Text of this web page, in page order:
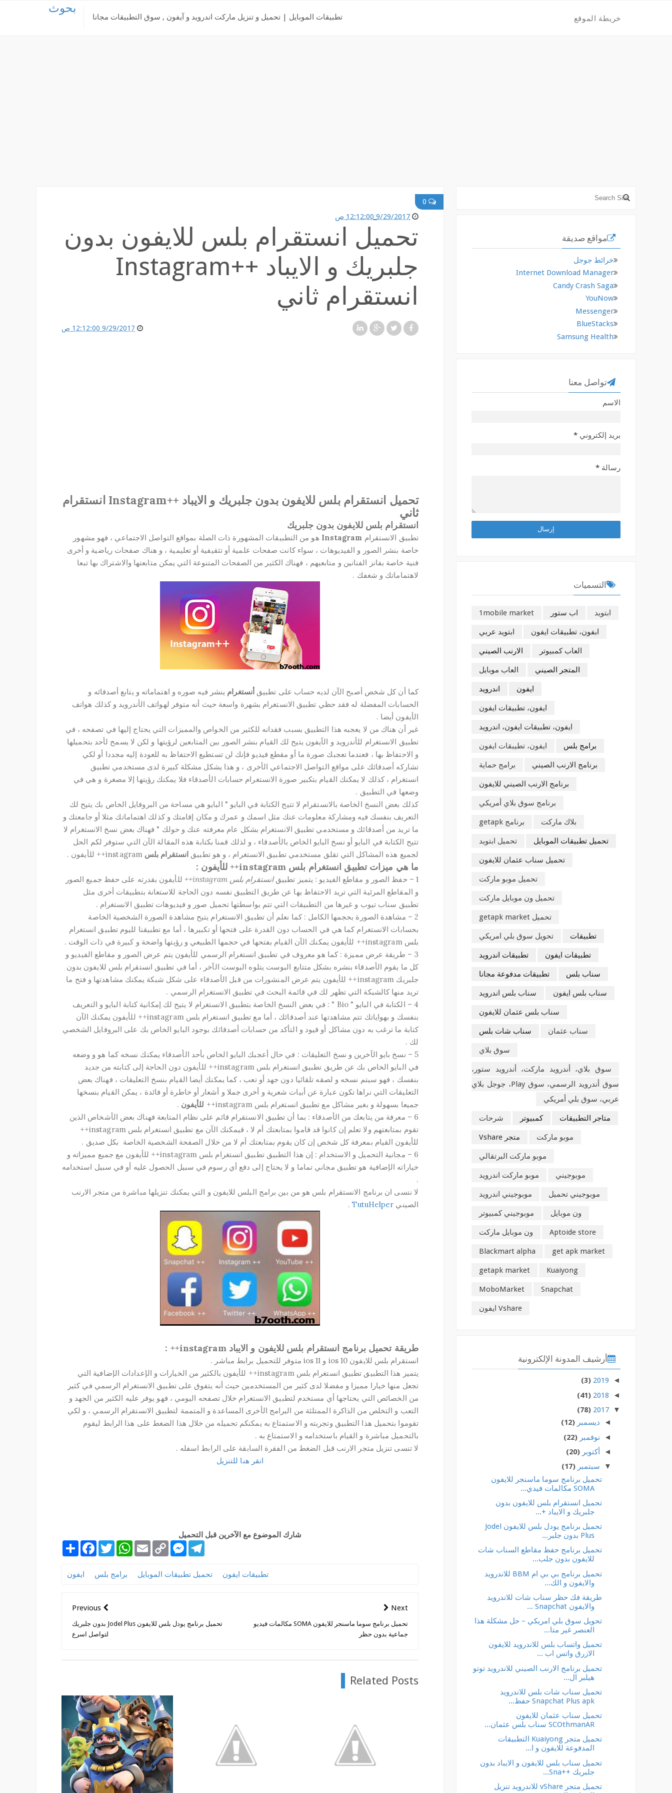
بحوث
تطبيقات الموبايل | تحميل و تنزيل ماركت اندرويد و آيفون , سوق التطبيقات مجانا خريطة الموقع
9/29/2017 12:12:00 ص
تحميل انستقرام بلس للايفون بدون
جلبريك و الايباد ++Instagram
انستقرام ثاني
9/29/2017 12:12:00 ص
0
تحميل انستقرام بلس للايفون بدون جلبريك و الايباد ++Instagram انستقرام
ثاني
انستقرام بلس للايفون بدون جلبريك
تطبيق الانستقرام Instagram هو من التطبيقات المشهورة ذات الصلة بمواقع التواصل الاجتماعي ، فهو مشهور
خاصة بنشر الصور و الفيديوهات ، سواء كانت صفحات علمية أو تثقيفية أو تعليمية ، و هناك صفحات رياضية و أخرى
فنية خاصة بفانز الفنانين و متابعيهم ، فهناك الكثير من الصفحات المتنوعة التي يمكن متابعتها والاشتراك بها تبعا
لاهتماماتك و شغفك .
كما أن كل شخص أصبح الآن لديه حساب على تطبيق أنستغرام ينشر فيه صوره و اهتماماته و يتابع أصدقائه و
الحسابات المفضلة له فقد حظي تطبيق الانستغرام بشهرة واسعة حيث أنه متوفر لهواتف الأندرويد و كذلك هواتف
الأيفون أيضا .
غير أن هناك من لا يعجبه هذا التطبيق بسبب فقدانه للكثير من الخواص والمميزات التي يحتاج إليها في تصفحه ، في
تطبيق الانستغرام للأندرويد و الآيفون يتيح لك القيام بنشر الصور بين المتابعين لرؤيتها و لكن لا يسمح لأحد بتحميلها
و الاحتفاظ بها ، فعندما تعجبك صورة ما أو مقطع فيديو فإنك لن تستطيع الاحتفاظ به للعودة إليه مجددا أو لكي
تشاركه أصدقائك على مواقع التواصل الاجتماعي الأخرى ، و هذا يشكل مشكلة كبيرة لدى مستخدمي تطبيق
انستغرام ، كذلك لا يمكنك القيام بتكبير صورة الانستغرام حسابات الأصدقاء فلا يمكنك رؤيتها إلا مصغرة و هي في
وضعها في التطبيق .
كذلك بعض النسخ الخاصة بالانستقرام لا تتيح الكتابة في البايو " البايو هي مساحة من البروفايل الخاص بك يتيح لك
التعريف بنفسك فيه ومشاركة معلومات عنك مثل اسمك و عمرك و مكان إقامتك و كذلك اهتماماتك مثلا أو جامعتك و
ما تريد من أصدقائك و مستخدمي تطبيق الانستغرام بشكل عام معرفته عنك و حولك " فهناك بعض نسخ الانستغرام لا
تتيح الكتابة في البايو أو نسخ البايو الخاص بالأصدقاء ، و لذلك قمنا بكتابة هذه المقالة الآن التي ستوفر لكم الحل
لجميع هذه المشاكل التي تقلق مستخدمي تطبيق الانستغرام ، و هو تطبيق انستقرام بلس instagram++ للأيفون .
ما هي ميزات تطبيق انستغرام بلس instagram++ للأيفون :
1 – حفظ الصور و مقاطع الفيديو : يتميز تطبيق انستقرام بلس instagram++
للأيفون بقدرته على حفظ جميع الصور
و المقاطع المرئية التي تريد الاحتفاظ بها عن طريق التطبيق نفسه دون الحاجة للاستعانة بتطبيقات أخرى مثل
تطبيق سناب تيوب و غيرها من التطبيقات التي تتم بواسطتها تحميل صور و فيديوهات تطبيق الانستغرام .
2 – مشاهدة الصورة بحجمها الكامل : كما نعلم أن تطبيق الانستغرام يتيح مشاهدة الصورة الشخصية الخاصة
بحسابات الانستغرام كما هي في الحساب دون القدرة على فتحها أو تكبيرها ، أما مع تطبيقنا لليوم تطبيق انستغرام
بلس instagram++ للأيفون يمكنك الآن القيام بفتحها في حجمها الطبيعي و رؤيتها واضحة و كبيرة في ذات الوقت .
3 – طريقة عرض مميزة : كما هو معروف في تطبيق انستغرام الرسمي للأيفون يتم عرض الصور و مقاطع الفيديو و
كل ما يقوم الأصدقاء بنشره بشكل متتابع البوست يتلوه البوست الآخر ، أما في تطبيق انستقرام بلس للايفون بدون
جلبريك instagram++ للأيفون يتم عرض المنشورات من قبل الأصدقاء على شكل شبكة يمكنك مشاهدتها و فتح ما
تريد منها كالشبكة التي تظهر لك في قائمة البحث في تطبيق الانستغرام الرسمي .
4 – الكتابة في البايو " Bio " : في بعض النسخ الخاصة بتطبيق الانستغرام لا يتيح لك إمكانية كتابة البايو و التعريف
بنفسك و بهواياتك تتم مشاهدتها عند أصدقائك ، أما مع تطبيق انستغرام بلس instagram++ للأيفون يمكنك الآن
كتابة ما ترغب به دون مشاكل أو قيود و التأكد من حسابات أصدقائك بوجود البايو الخاص بك على البروفايل الشخصي
لك .
5 – نسخ بايو الآخرين و نسخ التعليقات : في حال أعجبك البايو الخاص بأحد الأصدقاء يمكنك نسخه كما هو و وضعه
في البايو الخاص بك عن طريق تطبيق انستغرام بلس instagram++ للأيفون دون الحاجة إلى كتابته من جديد
بنفسك ، فهو سيتم نسخه و لصقه تلقائيا دون جهد أو تعب ، كما يمكنك أيضا القيام بنسخ التعليقات ، فهناك بعض
التعليقات التي نراها تكون عبارة عن أبيات شعرية و أخرى جملا و أشعار أو خاطرة أو فائدة ، يمكن القيام بنسخها
جميعا بسهولة و بغير مشاكل مع تطبيق انستغرام بلس instagram++
للأيفون .
6 – معرفة من يتابعك من الأصدقاء : بما أن تطبيق الانستقرام قائم على نظام المتابعة فهناك بعض الأشخاص الذين
تقوم بمتابعتهم ولا تعلم إن كانوا قد قاموا بمتابعتك أم لا ، قيمكنك الآن مع تطبيق انستغرام بلس instagram++
للأيفون القيام بمعرفة كل شخص إن كان يقوم بمتابعتك أم لا من خلال الصفحة الشخصية الخاصة بكل صديق .
6 – مجانية التحميل و الاستخدام : إن هذا التطبيق تطبيق انستغرام بلس instagram++ للأيفون مع جميع مميزاته و
خياراته الإضافية هو تطبيق مجاني تماما و لا يحتاج إلى دفع أي رسوم في سبيل الحصول عليه أو في سبيل استخدامه
.
لا ننسى ان برنامج الانستقرام بلس هو من بين برامج البلس للايفون و التي يمكنك تنزيلها مباشرة من متجر الارنب
الصيني TutuHelper
.
طريقة تحميل برنامج انستقرام بلس للايفون و الايباد instagram++ :
انستقرام بلس للايفون ios 10 و ios 11 متوفر للتحميل برابط مباشر .
يتميز هذا التطبيق تطبيق انستغرام بلس instagram++ للأيفون بالكثير من الخيارات و الإعدادات الإضافية التي
تجعل منها خيارا مميزا و مفضلا لدى كثير من المستخدمين حيث أنه يتفوق على تطبيق الانستغرام الرسمي في كثير
من الخصائص التي يحتاجها أي مستخدم لتطبيق الانستغرام خلال تصفحه اليومي ، فهو يوفر عليه الكثير من الجهد و
التعب و التخلص من الذاكرة الممتلئة من البرامج الأخرى المساعدة و المتممة لتطبيق الانستقرام الرسمي ، و لكي
تقوموا بتحميل هذا التطبيق وتجربته و الاستمتاع به يمكنكم تحميله من خلال هذا الضغط على هذا الرابط ليقوم
بالتحميل مباشرة و القيام باستخدامه و الاستمتاع به .
لا تنسى تنزيل متجر الارنب قبل الضغط من الفقرة السابقة على الرابط اسفله .
انقر هنا للتنزيل
شارك الموضوع مع الآخرين قبل التحميل
S
h
e
F
a
b
T
w
t
W
h
E
m
l
C
L
M
e
e
T
e
g
ايفون برامج بلس تحميل تطبيقات الموبايل تطبيقات ايفون
Next
تحميل برنامج سوما ماسنجر للايفون SOMA مكالمات فيديو
جماعية بدون حظر
تحميل برنامج يودل بلس للايفون Jodel Plus بدون جلبريك
لتواصل اسرع
Related Posts
مواقع صديقة
خرائط جوجل
Internet Download Manager
Candy Crash Saga
YouNow
Messenger
BlueStacks
Samsung Health
تواصل معنا
الاسم
بريد إلكتروني *
رسالة *
التسميات
1mobile market اب ستور ابتويد
ابتويد عربي ابفون، تطبيقات ايفون
الارنب الصيني العاب كمبيوتر
العاب موبايل المتجر الصيني
اندرويد ايفون
ايفون، تطبيقات ايفون
ايفون، تطبيقات ايفون، اندرويد
ايفون، تطيبقات ايفون برامج بلس
برامج حماية برنامج الارنب الصيني
برنامج الارنب الصيني للايفون
برنامج سوق بلاي أمريكي
برنامج getapk بلاك ماركت
تحميل ابتويد تحميل تطبيقات الموبايل
تحميل سناب عثمان للايفون
تحميل موبو ماركت
تحميل ون موبايل ماركت
تحميل getapk market
تحويل سوق بلي امريكي تطبيقات
تطبيقات اندرويد تطبيقات ايفون
تطبيقات مدفوعة مجانا سناب بلس
سناب بلس اندرويد سناب بلس ايفون
سناب بلس عثمان للايفون
سناب شات بلس سناب عثمان
سوق بلاي
سوق بلاي، أندرويد ماركت، أندرويد ستور،
سوق أندرويد الرسمي، سوق Play، جوجل بلاي
عربي، سوق بلي أمريكي
شرحات كمبيوتر متاجر التطبيقات
متجر Vshare موبو ماركت
موبو ماركت البرتقالي
موبو ماركت اندرويد موبوجيني
موبوجيني اندرويد موبوجيني تحميل
موبوجيني كمبيوتر ون موبايل
ون موبايل ماركت Aptoide store
Blackmart alpha get apk market
getapk market Kuaiyong
MoboMarket Snapchat
Vshare ايفون
أرشيف المدونة الإلكترونية
◄
2019
(3)
◄
2018
(41)
▼
2017
(78)
◄ ديسمبر (12)
◄ نوفمبر (22)
◄ أكتوبر (20)
▼ سبتمبر (17)
تحميل برنامج سوما ماسنجر للايفون
SOMA مكالمات فيدي...
تحميل انستقرام بلس للايفون بدون
جلبريك و الايباد +...
تحميل برنامج يودل بلس للايفون Jodel
Plus بدون جلبر...
تحميل برنامج حفظ مقاطع السناب شات
للايفون بدون جلب...
تحميل برنامج بي بي ام BBM للاندرويد
والايفون و الك...
طريقة فك حظر سناب شات للاندرويد
والايفون Snapchat ...
تحويل سوق بلي امريكي – حل مشكلة هذا
العنصر غير متا...
تحميل واتساب بلس للاندرويد للايفون
الازرق واتس اب ...
تحميل برنامج الارنب الصيني للاندرويد توتو
هيلبر ال...
تحميل سناب شات بلس للاندرويد
Snapchat Plus apk حفظ...
تحميل سناب عثمان للايفون
SCOthmanAR سناب بلس عثمان...
تحميل متجر Kuaiyong التطبيقات
المدفوعة للايفون و ا...
تحميل سناب بلس للايفون و الايباد بدون
جلبريك ++Sna...
تحميل متجر vShare للاندرويد تنزيل